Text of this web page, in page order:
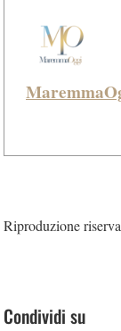
Riproduzione
Condividi su